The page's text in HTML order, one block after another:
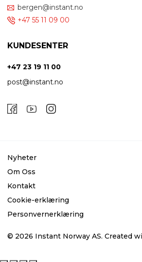
bergen@instant.no
+47 55 11 09 00
KUNDESENTER
+47 23 19 11 00
post@instant.no
Nyheter
Om Oss
Kontakt
Cookie-erklæring
Personvernerklæring
© 2026 Instant Norway AS. Created